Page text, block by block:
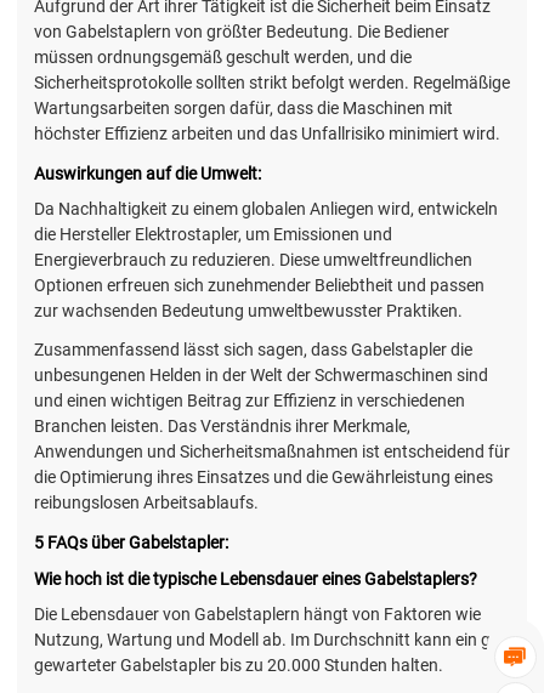

Aufgrund der Art ihrer Tätigkeit ist die Sicherheit beim Einsatz
von Gabelstaplern von größter Bedeutung. Die Bediener
müssen ordnungsgemäß geschult werden, und die
Sicherheitsprotokolle sollten strikt befolgt werden. Regelmäßige
Wartungsarbeiten sorgen dafür, dass die Maschinen mit
höchster Effizienz arbeiten und das Unfallrisiko minimiert wird.
Auswirkungen auf die Umwelt:
Da Nachhaltigkeit zu einem globalen Anliegen wird, entwickeln
die Hersteller Elektrostapler, um Emissionen und
Energieverbrauch zu reduzieren. Diese umweltfreundlichen
Optionen erfreuen sich zunehmender Beliebtheit und passen
zur wachsenden Bedeutung umweltbewusster Praktiken.
Zusammenfassend lässt sich sagen, dass Gabelstapler die
unbesungenen Helden in der Welt der Schwermaschinen sind
und einen wichtigen Beitrag zur Effizienz in verschiedenen
Branchen leisten. Das Verständnis ihrer Merkmale,
Anwendungen und Sicherheitsmaßnahmen ist entscheidend für
die Optimierung ihres Einsatzes und die Gewährleistung eines
reibungslosen Arbeitsablaufs.
5 FAQs über Gabelstapler:
Wie hoch ist die typische Lebensdauer eines Gabelstaplers?
Die Lebensdauer von Gabelstaplern hängt von Faktoren wie
Nutzung, Wartung und Modell ab. Im Durchschnitt kann ein gut
gewarteter Gabelstapler bis zu 20.000 Stunden halten.